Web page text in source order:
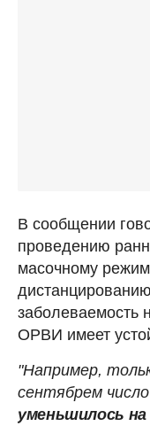
В сообщении
проведению
масочному
заболеваемость
ОРВИ имеет
"Например,
сентябрем
уменьшилось на